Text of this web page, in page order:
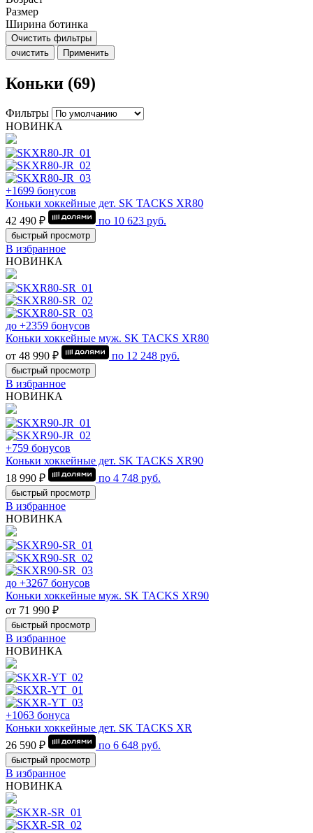
Размер
Ширина ботинка
Очистить фильтры
очистить
Применить
Коньки (69)
Фильтры
НОВИНКА
+1699 бонусов
Коньки хоккейные дет. SK TACKS XR80
42 490 ₽
по 10 623 руб.
быстрый просмотр
В избранное
НОВИНКА
до +2359 бонусов
Коньки хоккейные муж. SK TACKS XR80
от 48 990 ₽
по 12 248 руб.
быстрый просмотр
В избранное
НОВИНКА
+759 бонусов
Коньки хоккейные дет. SK TACKS XR90
18 990 ₽
по 4 748 руб.
быстрый просмотр
В избранное
НОВИНКА
до +3267 бонусов
Коньки хоккейные муж. SK TACKS XR90
от 71 990 ₽
быстрый просмотр
В избранное
НОВИНКА
+1063 бонуса
Коньки хоккейные дет. SK TACKS XR
26 590 ₽
по 6 648 руб.
быстрый просмотр
В избранное
НОВИНКА